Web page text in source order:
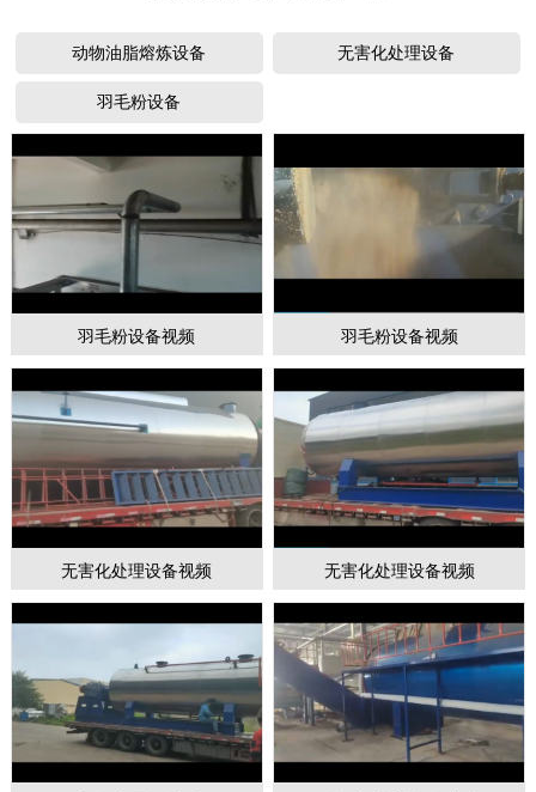
1 3
动物油脂熔炼设备 无害化处理设备
羽毛粉设备
羽毛粉设备视频 羽毛粉设备视频
无害化处理设备视频 无害化处理设备视频